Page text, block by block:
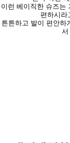
이런 베이직한 슈즈는
편하시라
튼튼하고 발이 편안하
서